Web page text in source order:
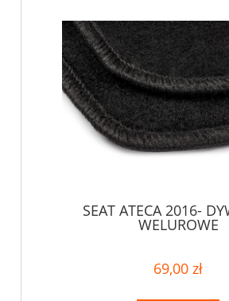
SEAT ATECA 2016-
WELUROWE
69,00 zł